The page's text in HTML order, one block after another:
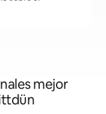
mejor